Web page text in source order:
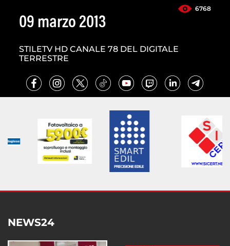
6768
09 marzo 2013
STILETV HD CANALE 78 DEL DIGITALE
TERRESTRE
NEWS24